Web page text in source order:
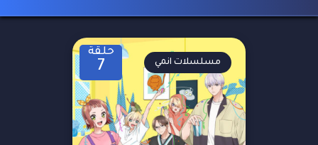
حلقة
7 مسلسلات انمي